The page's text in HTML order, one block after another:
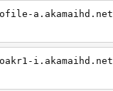
a.akamaihd.net
i.akamaihd.net